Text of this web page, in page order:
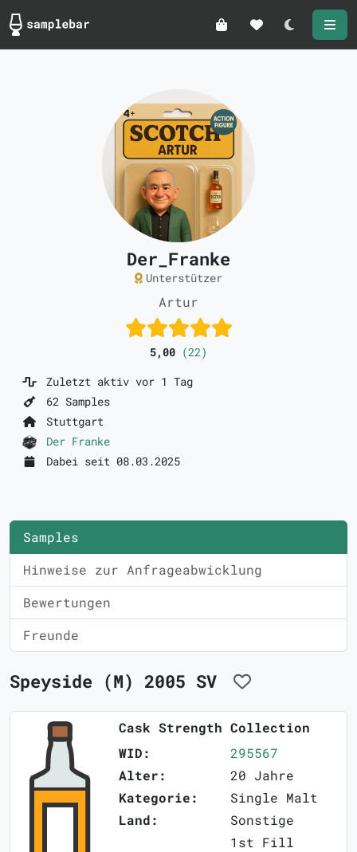
Darkmode
Der_Franke
Unterstützer
Artur
5,00 (22)
Zuletzt aktiv vor 1 Tag
62 Samples
Stuttgart
Der Franke
Dabei seit 08.03.2025
Samples
Hinweise zur Anfrageabwicklung
Bewertungen
Freunde
Speyside (M) 2005 SV
Cask Strength Collection
WID:
295567
Alter:
20 Jahre
Kategorie:
Single Malt
Land:
Sonstige
1st Fill